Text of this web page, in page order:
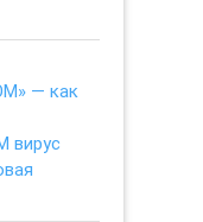
— как
вирус